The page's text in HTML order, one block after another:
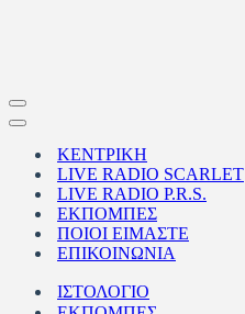
Μενού
πλοήγησης
Μενού
πλοήγησηςΚΕΝΤΡΙΚΗ
LIVE RADIO SCARLET
LIVE RADIO P.R.S.
ΕΚΠΟΜΠΕΣ
ΠΟΙΟΙ ΕΙΜΑΣΤΕ
ΕΠΙΚΟΙΝΩΝΙΑ
ΙΣΤΟΛΟΓΙΟ